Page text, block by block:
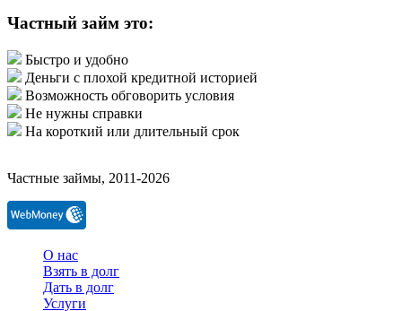
Частный займ это:
Быстро и удобно
Деньги с плохой кредитной историей
Возможность обговорить условия
Не нужны справки
На короткий или длительный срок
Частные займы, 2011-2026
О нас
Взять в долг
Дать в долг
Услуги